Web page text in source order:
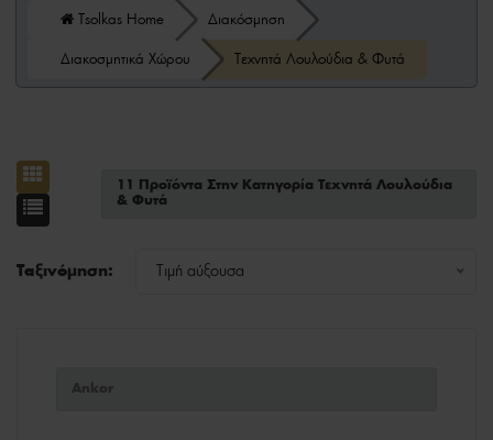
Tsolkas Home Διακόσμηση
Διακοσμητικά Χώρου Τεχνητά Λουλούδια & Φυτά
11 Προϊόντα Στην Κατηγορία Τεχνητά Λουλούδια
& Φυτά
Ταξινόμηση: Τιμή αύξουσα
Ankor